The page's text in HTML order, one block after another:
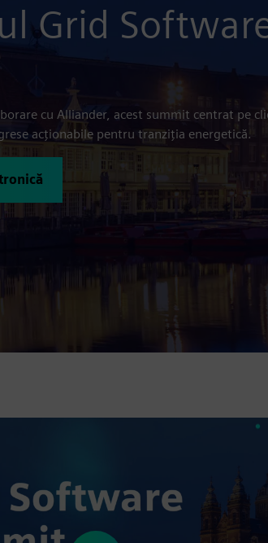
Grid
cu Alliander, acest summit centrat pe
acționabile pentru tranziția energetică.